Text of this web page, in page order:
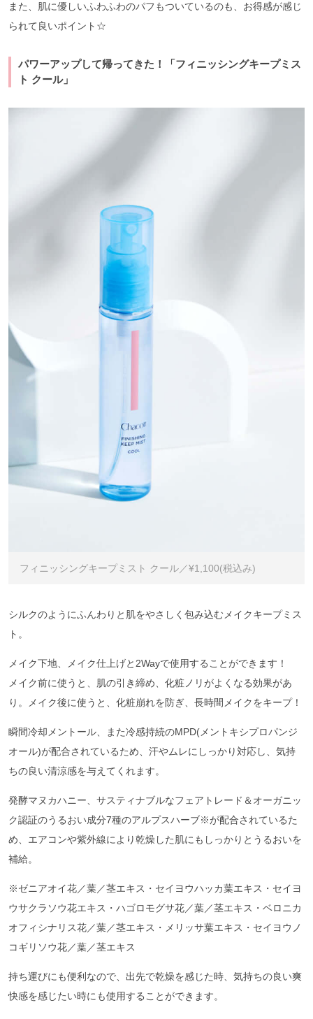
また、肌に優しいふわふわのパフもついているのも、お得感が感じ
られて良いポイント☆
パワーアップして帰ってきた！「フィニッシングキープミス
ト クール」
フィニッシングキープミスト クール／¥1,100(税込み)
シルクのようにふんわりと肌をやさしく包み込むメイクキープミス
ト。
メイク下地、メイク仕上げと2Wayで使用することができます！
メイク前に使うと、肌の引き締め、化粧ノリがよくなる効果があ
り。メイク後に使うと、化粧崩れを防ぎ、長時間メイクをキープ！
瞬間冷却メントール、また冷感持続のMPD(メントキシプロパンジ
オール)が配合されているため、汗やムレにしっかり対応し、気持
ちの良い清涼感を与えてくれます。
発酵マヌカハニー、サスティナブルなフェアトレード＆オーガニッ
ク認証のうるおい成分7種のアルプスハーブ※が配合されているた
め、エアコンや紫外線により乾燥した肌にもしっかりとうるおいを
補給。
※ゼニアオイ花／葉／茎エキス・セイヨウハッカ葉エキス・セイヨ
ウサクラソウ花エキス・ハゴロモグサ花／葉／茎エキス・ベロニカ
オフィシナリス花／葉／茎エキス・メリッサ葉エキス・セイヨウノ
コギリソウ花／葉／茎エキス
持ち運びにも便利なので、出先で乾燥を感じた時、気持ちの良い爽
快感を感じたい時にも使用することができます。